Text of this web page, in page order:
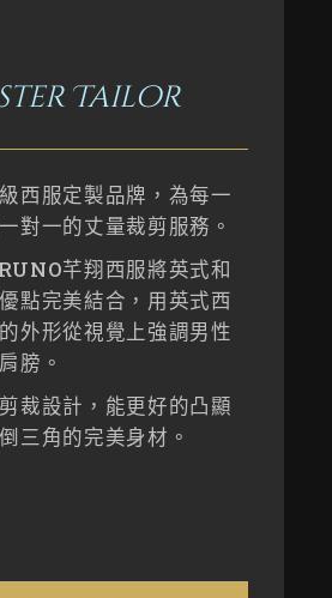
Tailor
西服定製品牌，為每一
對一的丈量裁剪服務。
芊翔西服將英式和
點完美結合，用英式西
外形從視覺上強調男性
膀。
裁設計，能更好的凸顯
三角的完美身材。